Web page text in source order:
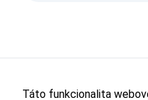
Táto funkcionalita